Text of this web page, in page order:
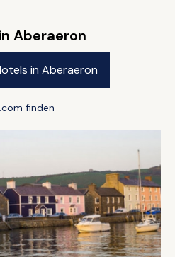
Aberaeron
in Aberaeron
finden